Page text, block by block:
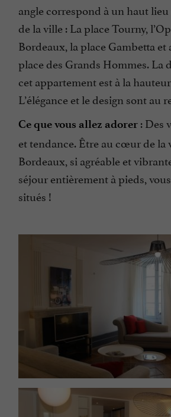
angle correspond à un haut
de la ville : La place Tourny,
Bordeaux, la place Gambetta et
place des Grands Hommes. La
cet appartement est à la
L’élégance et le design sont au
Ce que vous allez adorer : Des
et tendance. Être au cœur de la
Bordeaux, si agréable et
séjour entièrement à pieds,
situés !